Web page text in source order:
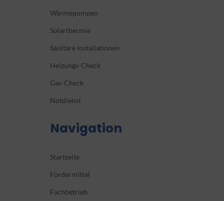
Wärmepumpen
Solarthermie
Sanitäre Installationen
Heizungs-Check
Gas-Check
Notdienst
Navigation
Startseite
Fördermittel
Fachbetrieb